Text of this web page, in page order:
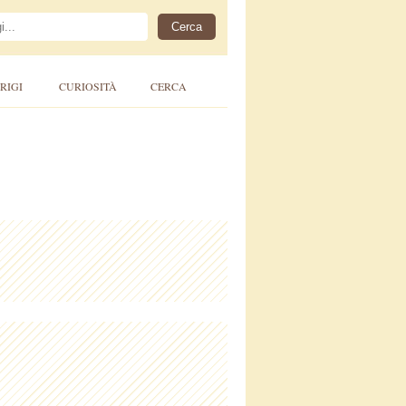
CURIOSITÀ CERCA